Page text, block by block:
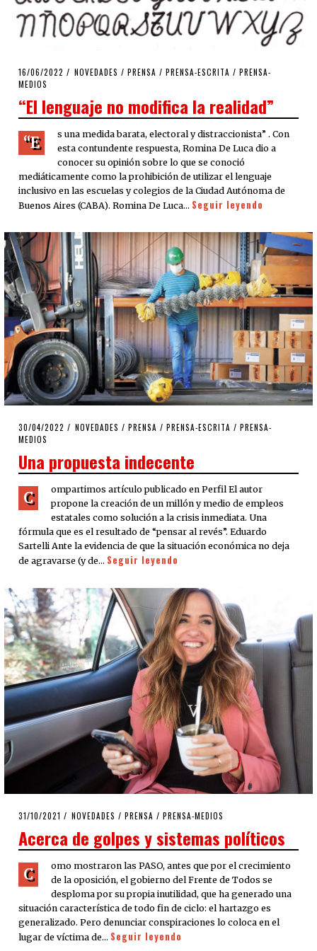
POSTED
ON
16/06/2022 22/06/2022
NOVEDADES / PRENSA / PRENSA-ESCRITA / PRENSA-
MEDIOS
“El lenguaje no modifica la realidad”
“E
s una medida barata, electoral y distraccionista” . Con
esta contundente respuesta, Romina De Luca dio a
conocer su opinión sobre lo que se conoció
mediáticamente como la prohibición de utilizar el lenguaje
inclusivo en las escuelas y colegios de la Ciudad Autónoma de
Buenos Aires (CABA). Romina De Luca… Seguir leyendo
POSTED
ON
30/04/2022 30/04/2022
NOVEDADES / PRENSA / PRENSA-ESCRITA / PRENSA-
MEDIOS
Una propuesta indecente
C
ompartimos artículo publicado en Perfil El autor
propone la creación de un millón y medio de empleos
estatales como solución a la crisis inmediata. Una
fórmula que es el resultado de “pensar al revés”. Eduardo
Sartelli Ante la evidencia de que la situación económica no deja
de agravarse (y de… Seguir leyendo
POSTED
31/10/2021 31/10/2021
NOVEDADES / PRENSA / PRENSA-MEDIOS
Acerca de golpes y sistemas políticos
C
omo mostraron las PASO, antes que por el crecimiento
de la oposición, el gobierno del Frente de Todos se
desploma por su propia inutilidad, que ha generado una
situación característica de todo fin de ciclo: el hartazgo es
generalizado. Pero denunciar conspiraciones lo coloca en el
lugar de víctima de… Seguir leyendo